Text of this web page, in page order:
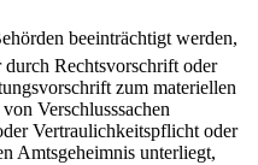
beeinträchtigt werden,
Rechtsvorschrift oder
zum materiellen
Verschlusssachen
Vertraulichkeitspflicht oder
Amtsgeheimnis unterliegt,